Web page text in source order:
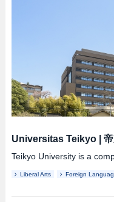
Universitas Teikyo|
Teikyo University is a
Liberal Arts Foreign